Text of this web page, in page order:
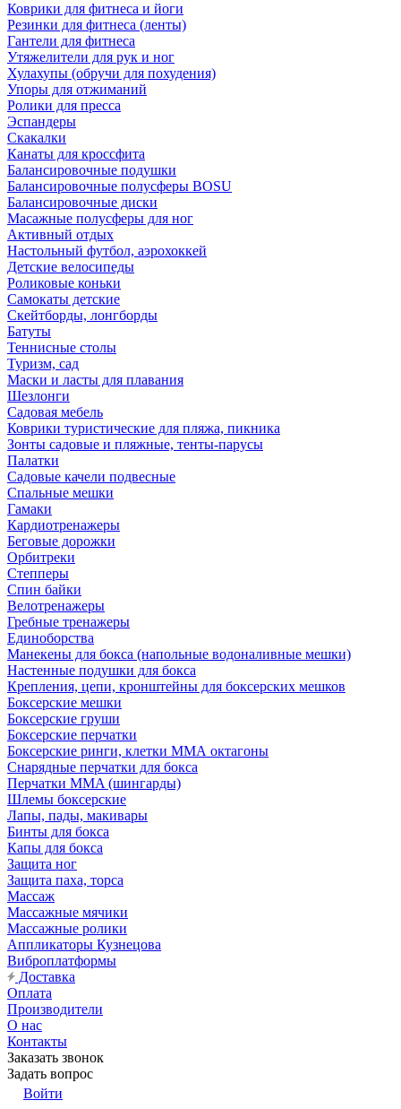
Коврики для фитнеса и йоги
Резинки для фитнеса (ленты)
Гантели для фитнеса
Утяжелители для рук и ног
Хулахупы (обручи для похудения)
Упоры для отжиманий
Ролики для пресса
Эспандеры
Скакалки
Канаты для кроссфита
Балансировочные подушки
Балансировочные полусферы BOSU
Балансировочные диски
Масажные полусферы для ног
Активный отдых
Настольный футбол, аэрохоккей
Детские велосипеды
Роликовые коньки
Самокаты детские
Скейтборды, лонгборды
Батуты
Теннисные столы
Туризм, сад
Маски и ласты для плавания
Шезлонги
Садовая мебель
Коврики туристические для пляжа, пикника
Зонты садовые и пляжные, тенты-парусы
Палатки
Садовые качели подвесные
Спальные мешки
Гамаки
Кардиотренажеры
Беговые дорожки
Орбитреки
Степперы
Спин байки
Велотренажеры
Гребные тренажеры
Единоборства
Манекены для бокса (напольные водоналивные мешки)
Настенные подушки для бокса
Крепления, цепи, кронштейны для боксерских мешков
Боксерские мешки
Боксерские груши
Боксерские перчатки
Боксерские ринги, клетки ММА октагоны
Снарядные перчатки для бокса
Перчатки MMA (шингарды)
Шлемы боксерские
Лапы, пады, макивары
Бинты для бокса
Капы для бокса
Защита ног
Защита паха, торса
Массаж
Массажные мячики
Массажные ролики
Аппликаторы Кузнецова
Виброплатформы
Доставка
Оплата
Производители
О нас
Контакты
Заказать звонок
Задать вопрос
Войти